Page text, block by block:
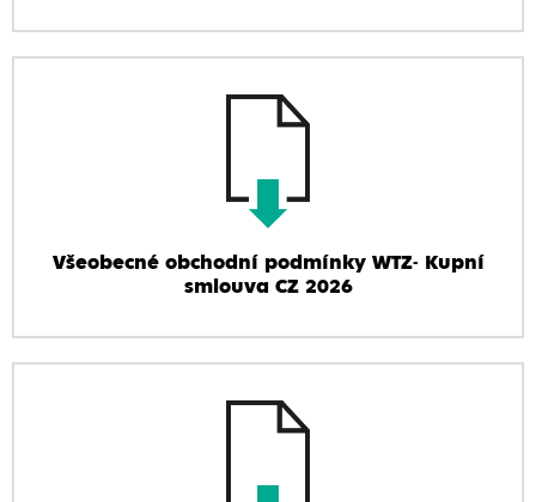
Všeobecné obchodní podmínky WTZ- Kupní
smlouva CZ 2026